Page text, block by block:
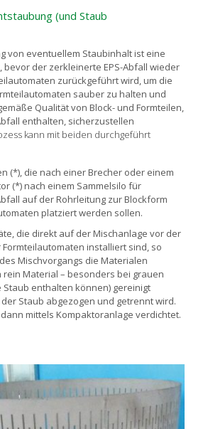
(und Staub
von eventuellem Staubinhalt ist eine
bevor der zerkleinerte EPS-Abfall wieder
zurückgeführt wird, um die
sauber zu halten und
Qualität von Block- und Formteilen,
enthalten, sicherzustellen
kann mit beiden durchgeführt
(*), die nach einer Brecher oder einem
(*) nach einem Sammelsilo für
auf der Rohrleitung zur Blockform
platziert werden sollen.
die direkt auf der Mischanlage vor der
installiert sind, so
Mischvorgangs die Materialen
rein Material – besonders bei grauen
Staub enthalten können) gereinigt
Staub abgezogen und getrennt wird.
mittels Kompaktoranlage verdichtet.